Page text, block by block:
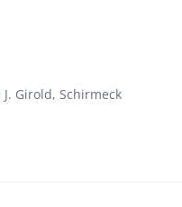
Girold, Schirmeck